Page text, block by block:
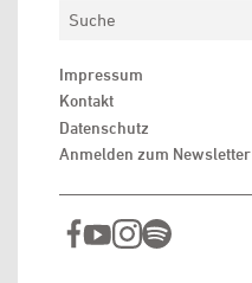
Impressum
Kontakt
Datenschutz
Anmelden zum Newsletter